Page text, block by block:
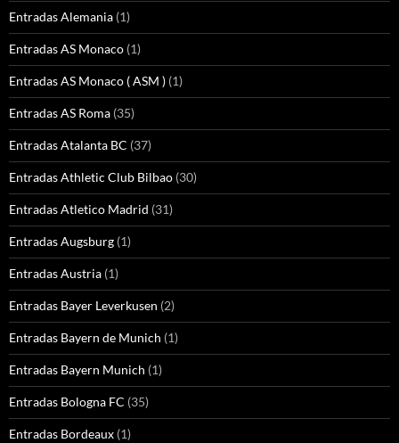
Entradas Alemania (1)
Entradas AS Monaco (1)
Entradas AS Monaco ( ASM ) (1)
Entradas AS Roma (35)
Entradas Atalanta BC (37)
Entradas Athletic Club Bilbao (30)
Entradas Atletico Madrid (31)
Entradas Augsburg (1)
Entradas Austria (1)
Entradas Bayer Leverkusen (2)
Entradas Bayern de Munich (1)
Entradas Bayern Munich (1)
Entradas Bologna FC (35)
Entradas Bordeaux (1)